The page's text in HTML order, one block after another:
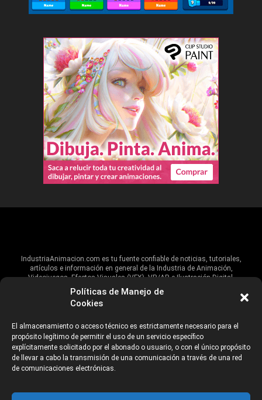
Políticas de Manejo de
Cookies
El almacenamiento o acceso técnico es estrictamente necesario para el
propósito legítimo de permitir el uso de un servicio específico
explícitamente solicitado por el abonado o usuario, o con el único propósito
de llevar a cabo la transmisión de una comunicación a través de una red
de comunicaciones electrónicas.
IndustriaAnimacion.com es tu fuente confiable de noticias, tutoriales,
artículos e información en general de la Industria de Animación,
Videojuegos, Efectos Visuales (VFX), VR/AR e Ilustración Digital.
Hablamos de estas industrias y su alcance global, pero damos un énfasis
especial al talento, estudios, escuelas, eventos y organizaciones que
ANUNCIANTES AVISO DE PRIVACIDAD